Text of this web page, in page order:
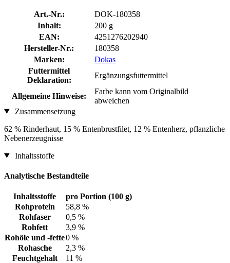
Art.-Nr.:
DOK-180358
Inhalt:
200 g
EAN:
4251276202940
Hersteller-Nr.:
180358
Marken:
Dokas
Futtermittel
Deklaration:
Ergänzungsfuttermittel
Allgemeine Hinweise:
Farbe kann vom Originalbild
abweichen
Zusammensetzung
62 % Rinderhaut, 15 % Entenbrustfilet, 12 % Entenherz, pflanzliche
Nebenerzeugnisse
Inhaltsstoffe
Analytische Bestandteile
Inhaltsstoffe
pro Portion (100 g)
Rohprotein
58,8 %
Rohfaser
0,5 %
Rohfett
3,9 %
Rohöle und -fette0 %
Rohasche
2,3 %
Feuchtgehalt
11 %